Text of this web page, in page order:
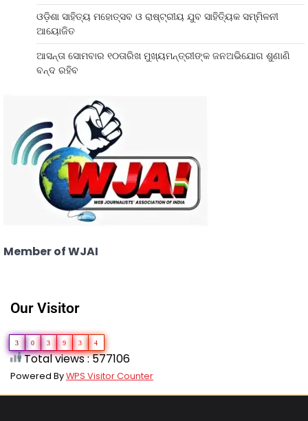
ଓଡ଼ିଶା ସାହିତ୍ୟ ମହୋତ୍ସବ ଓ ରାଷ୍ଟ୍ରୀୟ ଯୁବ ସାହିତ୍ୟିକ ସମ୍ମିଳନୀ
ଆୟୋଜିତ
ଆସନ୍ତା ସୋମବାର ୧୦ତାରିଖ ମୁଖ୍ୟମନ୍ତ୍ରୀଙ୍କ ଜନଅଭିଯୋଗ ଶୁଣାଣି
ବନ୍ଦ ରହିବ
Member of WJAI
Our Visitor
3 0 3 9 3 4
Total views : 577106
Powered ByWPS Visitor Counter